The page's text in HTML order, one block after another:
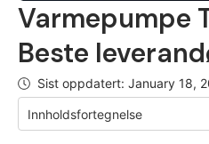
Varmepumpe
Beste
Sist oppdatert: January 18,
Innholdsfortegnelse